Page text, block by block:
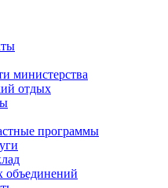
министерства
отдых
программы
объединений